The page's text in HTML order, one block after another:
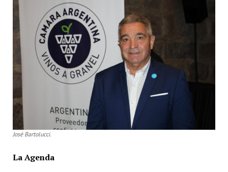
José Bartolucci.
La Agenda